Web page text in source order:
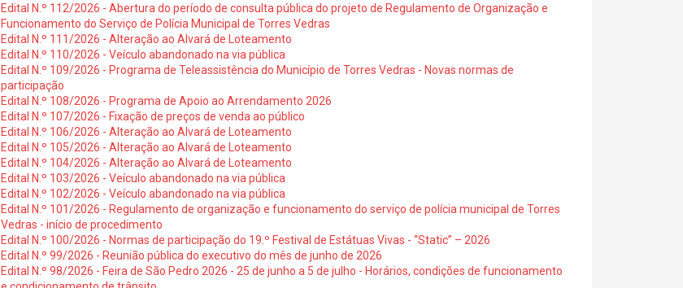
Edital N.º 112/2026 - Abertura do período de consulta pública do projeto de Regulamento de Organização e
Funcionamento do Serviço de Polícia Municipal de Torres Vedras
Edital N.º 111/2026 - Alteração ao Alvará de Loteamento
Edital N.º 110/2026 - Veículo abandonado na via pública
Edital N.º 109/2026 - Programa de Teleassistência do Município de Torres Vedras - Novas normas de
participação
Edital N.º 108/2026 - Programa de Apoio ao Arrendamento 2026
Edital N.º 107/2026 - Fixação de preços de venda ao público
Edital N.º 106/2026 - Alteração ao Alvará de Loteamento
Edital N.º 105/2026 - Alteração ao Alvará de Loteamento
Edital N.º 104/2026 - Alteração ao Alvará de Loteamento
Edital N.º 103/2026 - Veículo abandonado na via pública
Edital N.º 102/2026 - Veículo abandonado na via pública
Edital N.º 101/2026 - Regulamento de organização e funcionamento do serviço de polícia municipal de Torres
Vedras - início de procedimento
Edital N.º 100/2026 - Normas de participação do 19.º Festival de Estátuas Vivas - “Static” – 2026
Edital N.º 99/2026 - Reunião pública do executivo do mês de junho de 2026
Edital N.º 98/2026 - Feira de São Pedro 2026 - 25 de junho a 5 de julho - Horários, condições de funcionamento